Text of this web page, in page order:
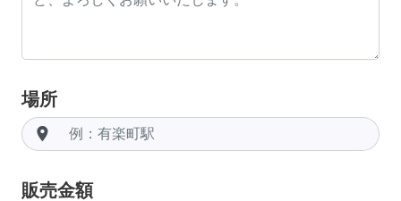
場所
room
販売金額